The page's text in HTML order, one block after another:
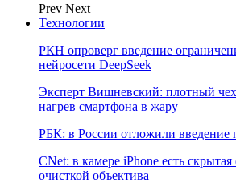
Prev Next
Технологии
РКН опроверг введение
нейросети DeepSeek
Эксперт Вишневский: плотный
нагрев смартфона в жару
РБК: в России отложили введение
CNet: в камере iPhone есть
очисткой объектива